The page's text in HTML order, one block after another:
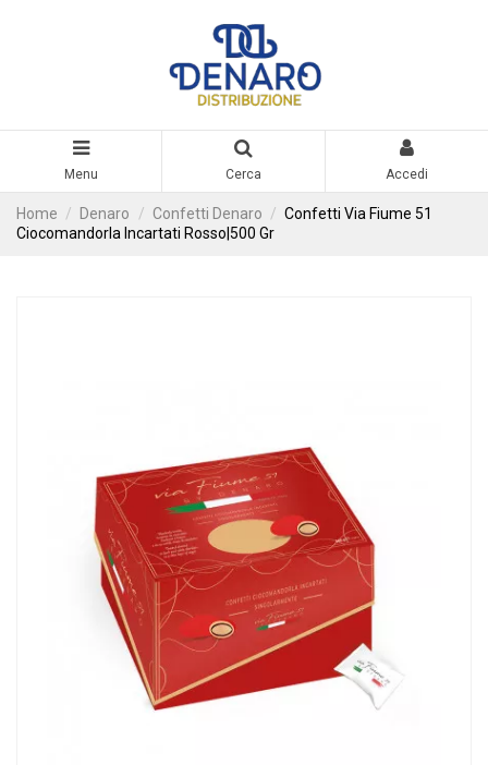
Menu Cerca Accedi
Home Denaro Confetti Denaro
Confetti Via Fiume 51
Ciocomandorla Incartati Rosso|500 Gr